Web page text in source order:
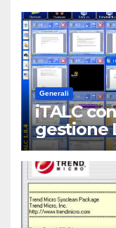
Generali
iTALC
gestione